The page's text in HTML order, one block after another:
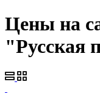
Цены на
"Русская